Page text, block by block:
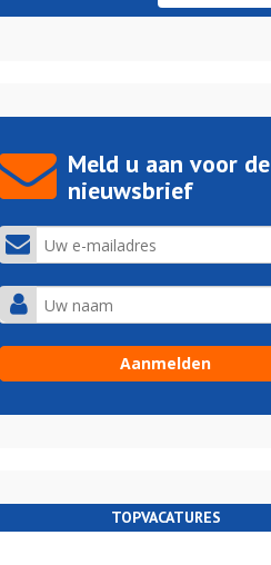
Meld u aan voor de
nieuwsbrief
TOPVACATURES